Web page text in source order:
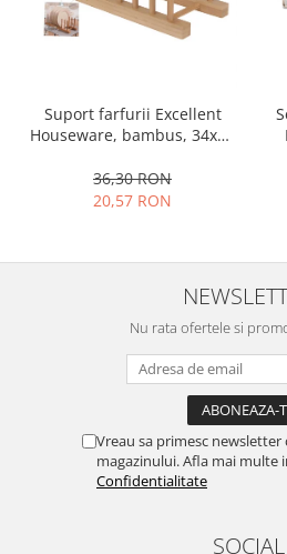
Suport farfurii Excellent
Houseware, bambus, 34x12
36,30 RON
20,57 RON
Nu rata ofertele si
Vreau sa primesc
magazinului. Afla mai multe
Confidentialitate
SOCIAL